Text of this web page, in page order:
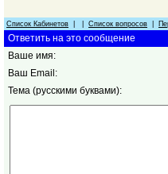
Список Кабинетов
Список вопросов
Ответить на это сообщение
Ваше имя:
Ваш Email:
Тема (русскими буквами):